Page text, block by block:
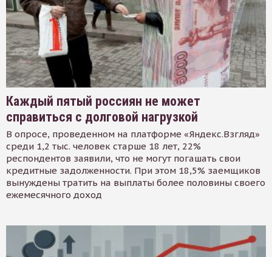
Каждый пятый россиян не может
справиться с долговой нагрузкой
В опросе, проведенном на платформе «Яндекс.Взгляд»
среди 1,2 тыс. человек старше 18 лет, 22%
респондентов заявили, что не могут погашать свои
кредитные задолженности. При этом 18,5% заемщиков
вынуждены тратить на выплаты более половины своего
ежемесячного доход